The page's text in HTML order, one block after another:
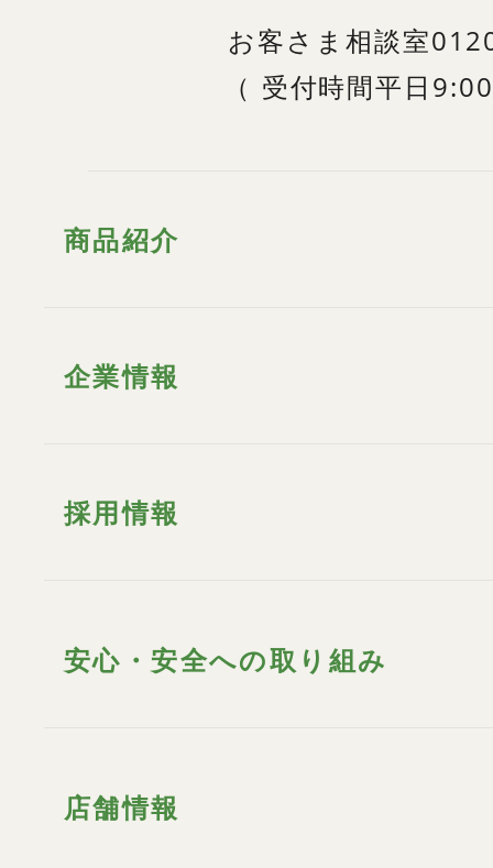
お客さま相談室
（ 受付時間平日
商品紹介
企業情報
採用情報
安心・安全への取り組み
店舗情報